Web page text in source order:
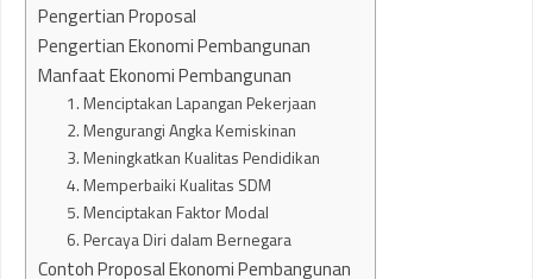
Pengertian Proposal
Pengertian Ekonomi Pembangunan
Manfaat Ekonomi Pembangunan
1. Menciptakan Lapangan Pekerjaan
2. Mengurangi Angka Kemiskinan
3. Meningkatkan Kualitas Pendidikan
4. Memperbaiki Kualitas SDM
5. Menciptakan Faktor Modal
6. Percaya Diri dalam Bernegara
Contoh Proposal Ekonomi Pembangunan